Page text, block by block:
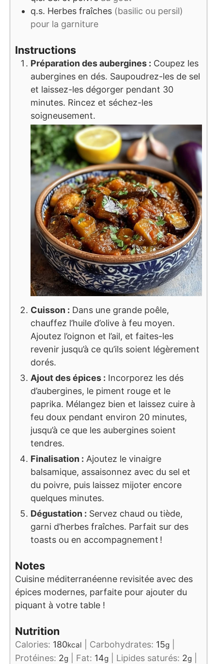
q.s. Herbes fraîches (basilic ou persil)
pour la garniture
Instructions
Préparation des aubergines : Coupez les
aubergines en dés. Saupoudrez-les de sel
et laissez-les dégorger pendant 30
minutes. Rincez et séchez-les
soigneusement.
Cuisson : Dans une grande poêle,
chauffez l’huile d’olive à feu moyen.
Ajoutez l’oignon et l’ail, et faites-les
revenir jusqu’à ce qu’ils soient légèrement
dorés.
Ajout des épices : Incorporez les dés
d’aubergines, le piment rouge et le
paprika. Mélangez bien et laissez cuire à
feu doux pendant environ 20 minutes,
jusqu’à ce que les aubergines soient
tendres.
Finalisation : Ajoutez le vinaigre
balsamique, assaisonnez avec du sel et
du poivre, puis laissez mijoter encore
quelques minutes.
Dégustation : Servez chaud ou tiède,
garni d’herbes fraîches. Parfait sur des
toasts ou en accompagnement !
Notes
Cuisine méditerranéenne revisitée avec des
épices modernes, parfaite pour ajouter du
piquant à votre table !
Nutrition
Calories: 180kcal Carbohydrates: 15g
Protéines: 2g Fat: 14g Lipides saturés: 2g